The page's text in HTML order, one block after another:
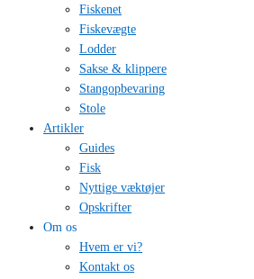
Fiskenet
Fiskevægte
Lodder
Sakse & klippere
Stangopbevaring
Stole
Artikler
Guides
Fisk
Nyttige væktøjer
Opskrifter
Om os
Hvem er vi?
Kontakt os